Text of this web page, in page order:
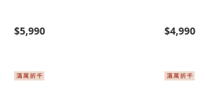
$5,990 $4,990